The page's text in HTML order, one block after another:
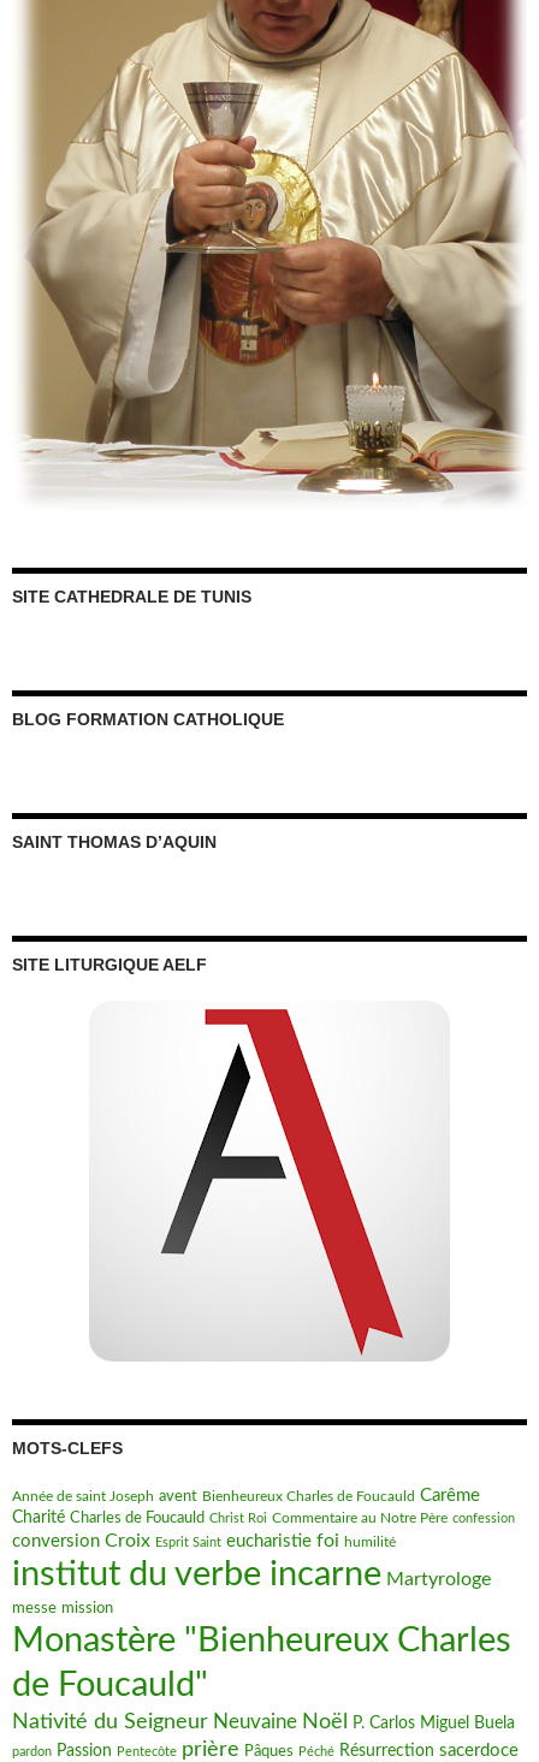
SITE CATHEDRALE DE TUNIS
BLOG FORMATION CATHOLIQUE
SAINT THOMAS D’AQUIN
SITE LITURGIQUE AELF
MOTS-CLEFS
Année de saint Joseph avent Bienheureux Charles de Foucauld Carême
Charité Charles de Foucauld Christ Roi Commentaire au Notre Père confession
conversion Croix Esprit Saint eucharistie foi humilité
institut du verbe incarne Martyrologe
messe mission
Monastère "Bienheureux Charles
de Foucauld"
Nativité du Seigneur Neuvaine Noël P. Carlos Miguel Buela
pardon Passion Pentecôte prière Pâques Péché Résurrection sacerdoce